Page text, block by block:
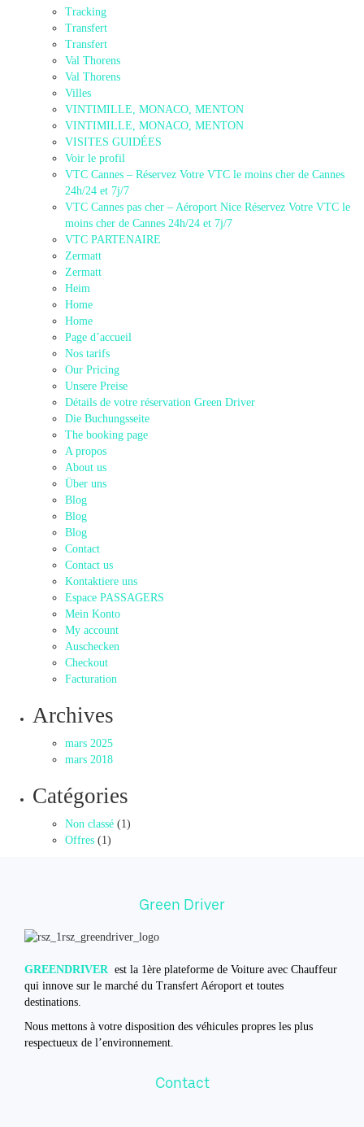
Tracking
Transfert
Transfert
Val Thorens
Val Thorens
Villes
VINTIMILLE, MONACO, MENTON
VINTIMILLE, MONACO, MENTON
VISITES GUIDÉES
Voir le profil
VTC Cannes – Réservez Votre VTC le moins cher de Cannes
24h/24 et 7j/7
VTC Cannes pas cher – Aéroport Nice Réservez Votre VTC le
moins cher de Cannes 24h/24 et 7j/7
VTC PARTENAIRE
Zermatt
Zermatt
Heim
Home
Home
Page d’accueil
Nos tarifs
Our Pricing
Unsere Preise
Détails de votre réservation Green Driver
Die Buchungsseite
The booking page
A propos
About us
Über uns
Blog
Blog
Blog
Contact
Contact us
Kontaktiere uns
Espace PASSAGERS
Mein Konto
My account
Auschecken
Checkout
Facturation
Archives
mars 2025
mars 2018
Catégories
Non classé (1)
Offres (1)
Green Driver
GREENDRIVER est la 1ère plateforme de Voiture avec Chauffeur
qui innove sur le marché du Transfert Aéroport et toutes
destinations.
Nous mettons à votre disposition des véhicules propres les plus
respectueux de l’environnement.
Contact